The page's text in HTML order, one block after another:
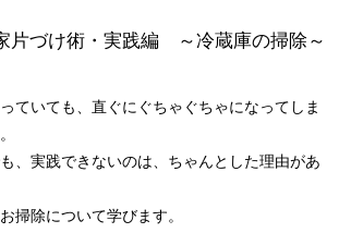
片づけ術・実践編 ～冷蔵庫の掃除～
ていても、直ぐにぐちゃぐちゃになってしま
、実践できないのは、ちゃんとした理由があ
掃除について学びます。